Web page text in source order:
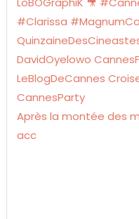
Après la montée des
acc